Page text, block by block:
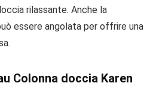
rilassante. Anche la
essere angolata per offrire una
Colonna doccia Karen